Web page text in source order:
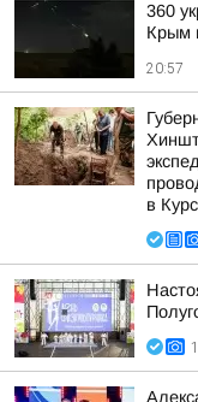
360
Крым
20:57
в